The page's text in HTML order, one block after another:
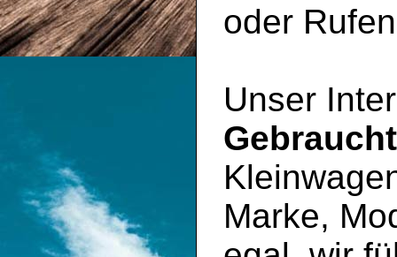
oder
Unser
Marke,